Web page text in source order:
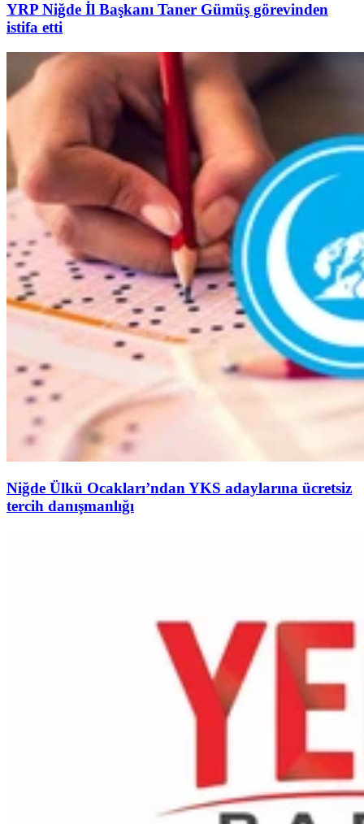
YRP Niğde İl Başkanı Taner Gümüş görevinden
istifa etti
Niğde Ülkü Ocakları’ndan YKS adaylarına ücretsiz
tercih danışmanlığı